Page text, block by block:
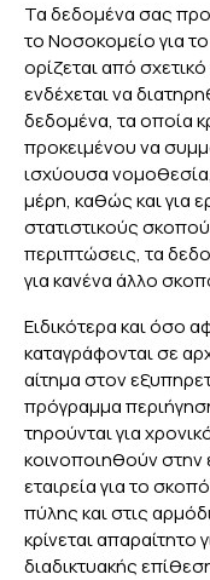
Τα δεδομένα σας
το Νοσοκομείο για
ορίζεται από
ενδέχεται να
δεδομένα, τα οποία
προκειμένου να
ισχύουσα
μέρη, καθώς και για
στατιστικούς
περιπτώσεις, τα
για κανένα άλλο
Ειδικότερα και όσο
καταγράφονται σε
αίτημα στον
πρόγραμμα
τηρούνται για
κοινοποιηθούν στην
εταιρεία για το
πύλης και στις
κρίνεται απαραίτητο
διαδικτυακής